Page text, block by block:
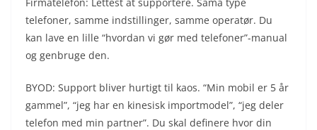
telefoner, samme indstillinger, samme operatør. Du
kan lave en lille “hvordan vi gør med telefoner”-manual
og genbruge den.
BYOD: Support bliver hurtigt til kaos. “Min mobil er 5 år
gammel”, “jeg har en kinesisk importmodel”, “jeg deler
telefon med min partner”. Du skal definere hvor din